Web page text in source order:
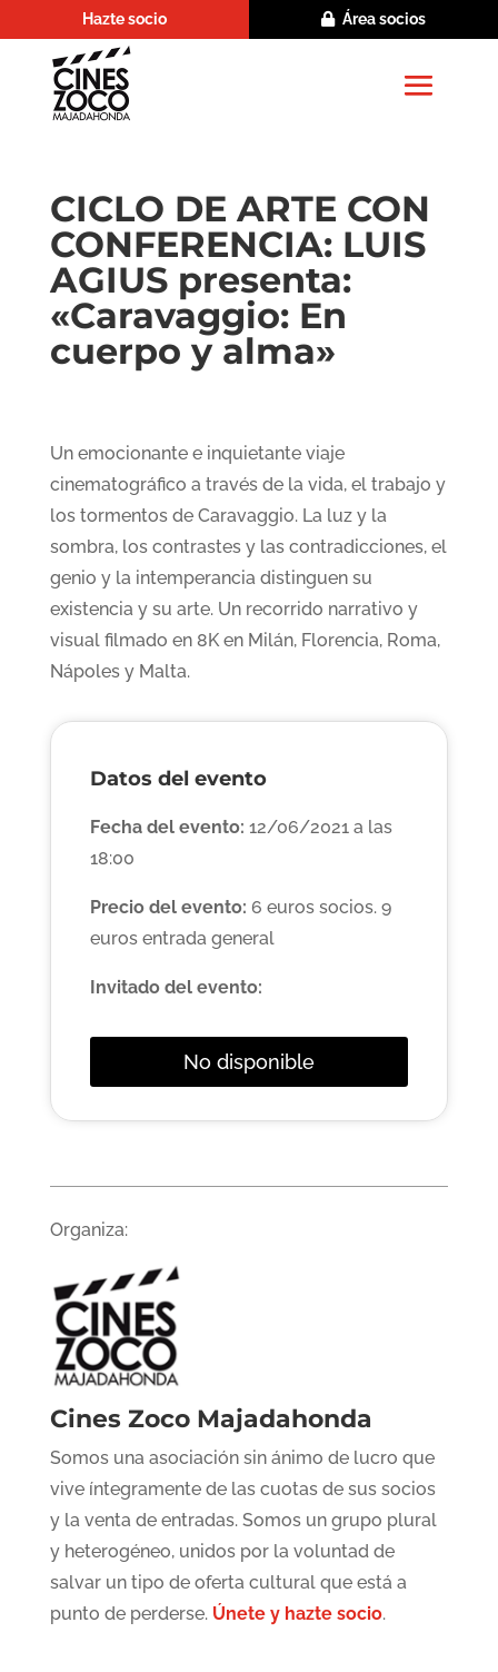
Hazte socio Área socios
CICLO DE ARTE CON
CONFERENCIA: LUIS
AGIUS presenta:
«Caravaggio: En
cuerpo y alma»
Un emocionante e inquietante viaje
cinematográfico a través de la vida, el trabajo y
los tormentos de Caravaggio. La luz y la
sombra, los contrastes y las contradicciones, el
genio y la intemperancia distinguen su
existencia y su arte. Un recorrido narrativo y
visual filmado en 8K en Milán, Florencia, Roma,
Nápoles y Malta.
Datos del evento
Fecha del evento: 12/06/2021 a las
18:00
Precio del evento: 6 euros socios. 9
euros entrada general
Invitado del evento:
No disponible
Organiza:
Cines Zoco Majadahonda
Somos una asociación sin ánimo de lucro que
vive íntegramente de las cuotas de sus socios
y la venta de entradas. Somos un grupo plural
y heterogéneo, unidos por la voluntad de
salvar un tipo de oferta cultural que está a
punto de perderse. Únete y hazte socio.